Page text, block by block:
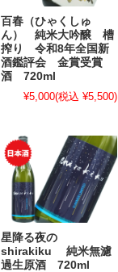
百春（ひゃくしゅ
ん） 純米大吟醸 槽
搾り 令和8年全国新
酒鑑評会 金賞受賞
酒 720ml
¥5,000(税込 ¥5,500)
星降る夜の
shirakiku 純米無濾
過生原酒 720ml